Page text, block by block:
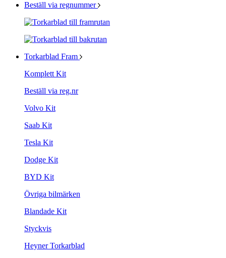
Beställ via regnummer
Torkarblad Fram
Komplett Kit
Beställ via reg.nr
Volvo Kit
Saab Kit
Tesla Kit
Dodge Kit
BYD Kit
Övriga bilmärken
Blandade Kit
Styckvis
Heyner Torkarblad